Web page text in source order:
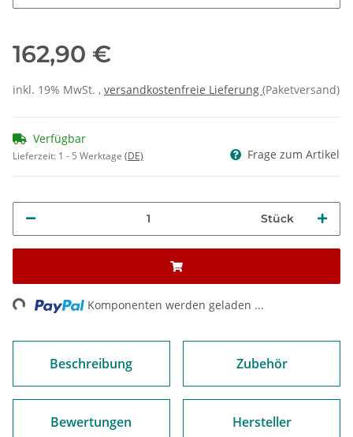
162,90 €
inkl. 19% MwSt. , versandkostenfreie Lieferung (Paketversand)
Verfügbar
Lieferzeit: 1 - 5 Werktage (DE) Frage zum Artikel
Stück
Loading... Komponenten werden geladen ...
Beschreibung Zubehör
Bewertungen Hersteller